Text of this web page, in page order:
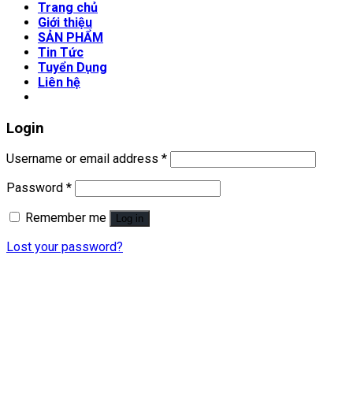
Trang chủ
Giới thiệu
SẢN PHẨM
Tin Tức
Tuyển Dụng
Liên hệ
Login
Username or email address *
Password *
Remember me
Log in
Lost your password?